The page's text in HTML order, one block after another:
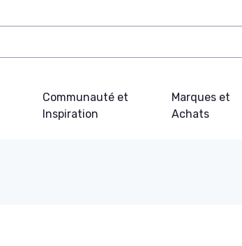
Communauté et
Inspiration
Marques et
Achats